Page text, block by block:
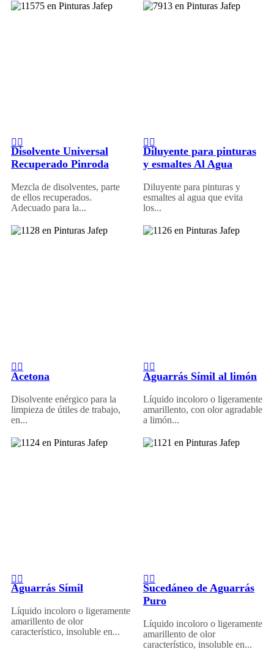
Disolvente Universal
Recuperado Pinroda
Mezcla de disolventes, parte
de ellos recuperados.
Adecuado para la...
Diluyente para pinturas
y esmaltes Al Agua
Diluyente para pinturas y
esmaltes al agua que evita
los...
Acetona
Disolvente enérgico para la
limpieza de útiles de trabajo,
en...
Aguarrás Símil al limón
Líquido incoloro o ligeramente
amarillento, con olor agradable
a limón...
Aguarrás Símil
Líquido incoloro o ligeramente
amarillento de olor
característico, insoluble en...
Sucedáneo de Aguarrás
Puro
Líquido incoloro o ligeramente
amarillento de olor
característico, insoluble en...